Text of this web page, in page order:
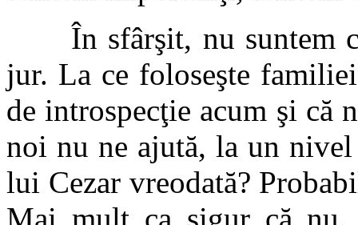
În sfârşit, nu suntem
jur. La ce foloseşte
de introspecţie acum şi că
noi nu ne ajută, la un nivel
lui Cezar vreodată?
Mai mult ca sigur că nu.